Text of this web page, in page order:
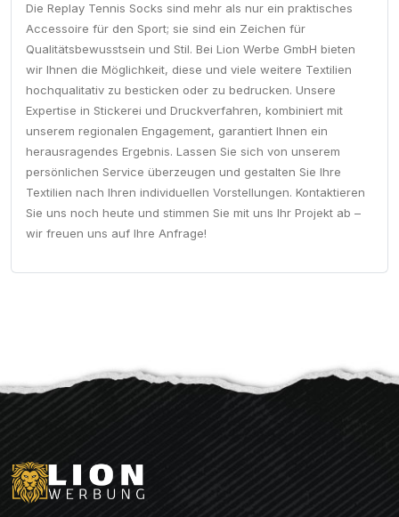
Die Replay Tennis Socks sind mehr als nur ein praktisches
Accessoire für den Sport; sie sind ein Zeichen für
Qualitätsbewusstsein und Stil. Bei Lion Werbe GmbH bieten
wir Ihnen die Möglichkeit, diese und viele weitere Textilien
hochqualitativ zu besticken oder zu bedrucken. Unsere
Expertise in Stickerei und Druckverfahren, kombiniert mit
unserem regionalen Engagement, garantiert Ihnen ein
herausragendes Ergebnis. Lassen Sie sich von unserem
persönlichen Service überzeugen und gestalten Sie Ihre
Textilien nach Ihren individuellen Vorstellungen. Kontaktieren
Sie uns noch heute und stimmen Sie mit uns Ihr Projekt ab –
wir freuen uns auf Ihre Anfrage!